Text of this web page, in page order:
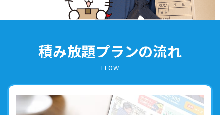
積み放題プランの流れ
FLOW